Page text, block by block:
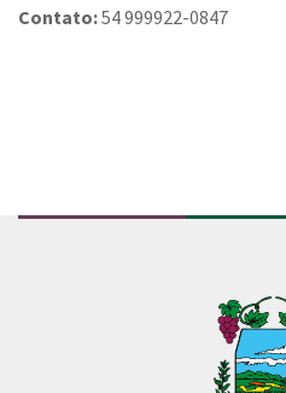
Contato:54 999922-0847